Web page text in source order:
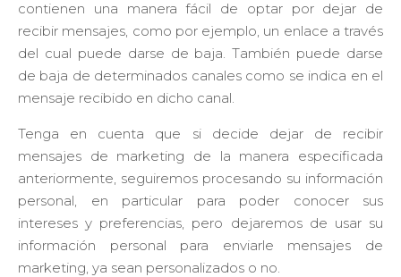
contienen una manera fácil de optar por dejar de
recibir mensajes, como por ejemplo, un enlace a través
del cual puede darse de baja. También puede darse
de baja de determinados canales como se indica en el
mensaje recibido en dicho canal.
Tenga en cuenta que si decide dejar de recibir
mensajes de marketing de la manera especificada
anteriormente, seguiremos procesando su información
personal, en particular para poder conocer sus
intereses y preferencias, pero dejaremos de usar su
información personal para enviarle mensajes de
marketing, ya sean personalizados o no.